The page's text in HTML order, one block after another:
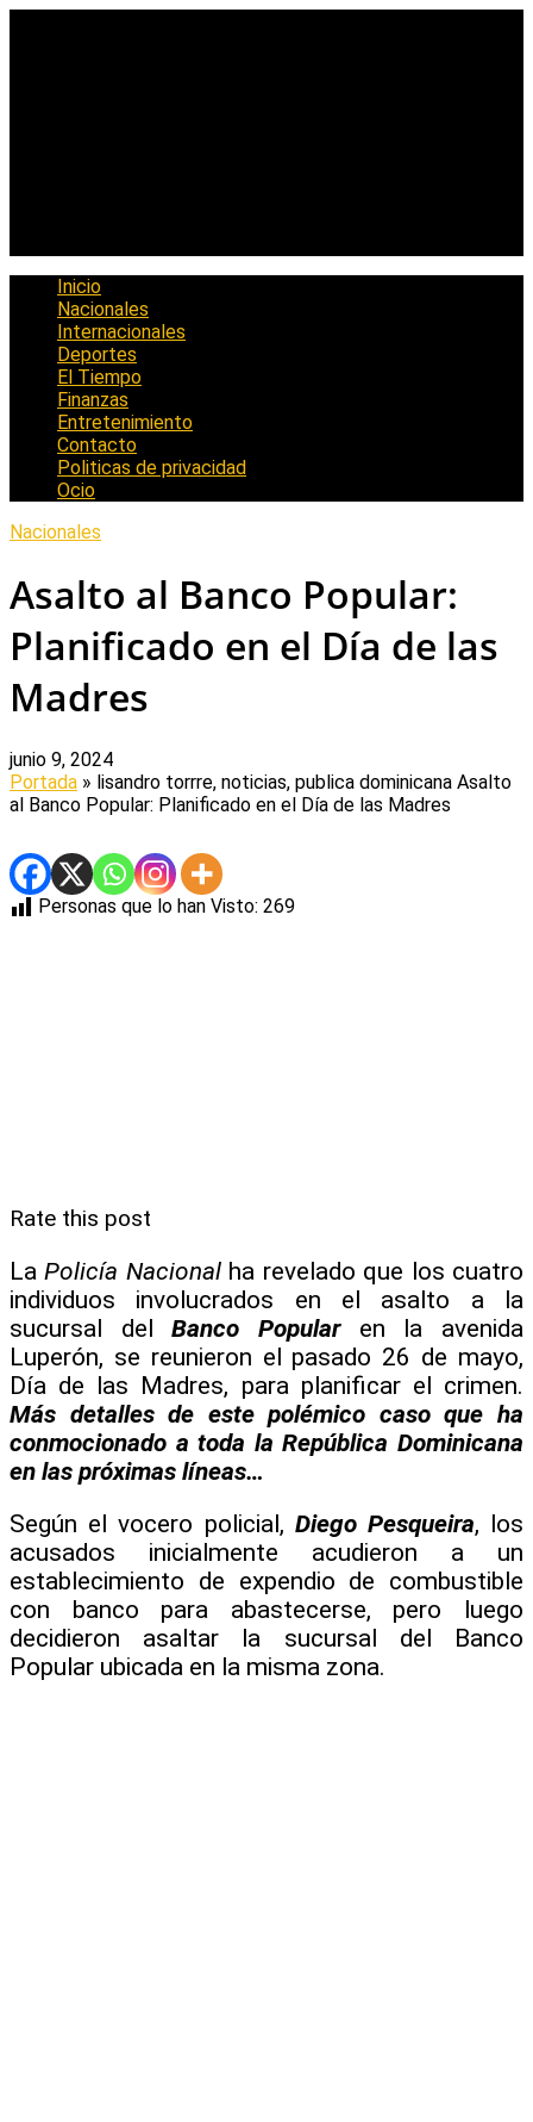
Inicio
Nacionales
Internacionales
Deportes
El Tiempo
Finanzas
Entretenimiento
Contacto
Politicas de privacidad
Ocio
Nacionales
Asalto al Banco Popular:
Planificado en el Día de las
Madres
junio 9, 2024
Portada » lisandro torrre, noticias, publica dominicana Asalto
al Banco Popular: Planificado en el Día de las Madres
Personas que lo han Visto: 269
Rate this post
LaPolicía Nacionalha revelado que los cuatro
individuos involucrados en el asalto a la
sucursal delBanco Popular
en la avenida
Luperón, se reunieron el pasado 26 de mayo,
Día de las Madres, para planificar el crimen.
Más detalles de este polémico caso que ha
conmocionado a toda la República Dominicana
en las próximas líneas…
Según el vocero policial, Diego Pesqueira, los
acusados inicialmente acudieron a un
establecimiento de expendio de combustible
con banco para abastecerse, pero luego
decidieron asaltar la sucursal del Banco
Popular ubicada en la misma zona.